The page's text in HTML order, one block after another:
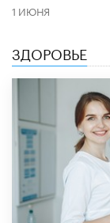
1 ИЮНЯ
ЗДОРОВЬЕ